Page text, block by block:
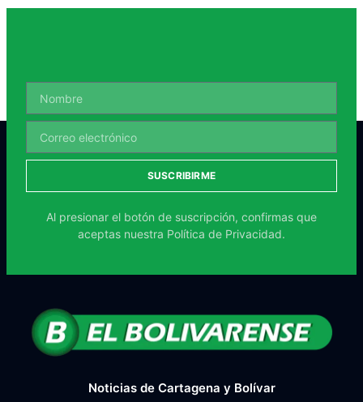
SUSCRIBIRME
Al presionar el botón de suscripción, confirmas que
aceptas nuestra Política de Privacidad.
Noticias de Cartagena y Bolívar